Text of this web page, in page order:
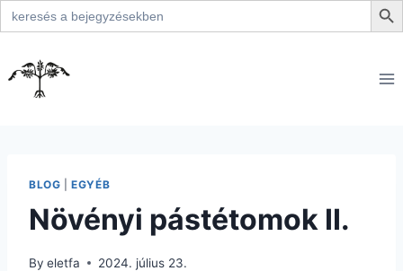
Search
for:
content
BLOG |EGYÉB
Növényi pástétomok II.
By eletfa 2024. július 23.